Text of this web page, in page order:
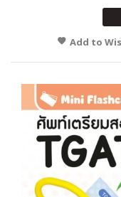
Add to